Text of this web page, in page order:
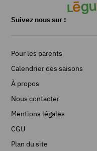
Suivez nous sur :
Pour les parents
Calendrier des saisons
À propos
Nous contacter
Mentions légales
CGU
Plan du site